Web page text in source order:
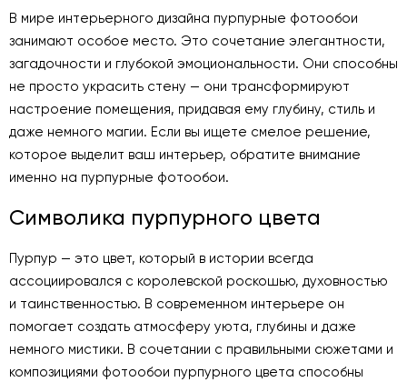
В мире интерьерного дизайна пурпурные фотообои
занимают особое место. Это сочетание элегантности,
загадочности и глубокой эмоциональности. Они способны
не просто украсить стену — они трансформируют
настроение помещения, придавая ему глубину, стиль и
даже немного магии. Если вы ищете смелое решение,
которое выделит ваш интерьер, обратите внимание
именно на пурпурные фотообои.
Символика пурпурного цвета
Пурпур — это цвет, который в истории всегда
ассоциировался с королевской роскошью, духовностью
и таинственностью. В современном интерьере он
помогает создать атмосферу уюта, глубины и даже
немного мистики. В сочетании с правильными сюжетами и
композициями фотообои пурпурного цвета способны